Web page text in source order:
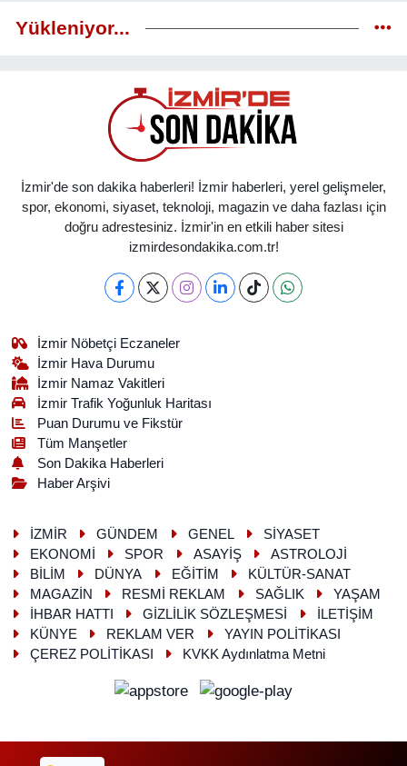
Yükleniyor...
İzmir'de son dakika haberleri! İzmir haberleri, yerel gelişmeler,
spor, ekonomi, siyaset, teknoloji, magazin ve daha fazlası için
doğru adrestesiniz. İzmir'in en etkili haber sitesi
izmirdesondakika.com.tr!
İzmir Nöbetçi Eczaneler
İzmir Hava Durumu
İzmir Namaz Vakitleri
İzmir Trafik Yoğunluk Haritası
Puan Durumu ve Fikstür
Tüm Manşetler
Son Dakika Haberleri
Haber Arşivi
İZMİR GÜNDEM GENEL
SİYASET
EKONOMİ
SPOR ASAYİŞ
ASTROLOJİ
BİLİM
DÜNYA EĞİTİM
KÜLTÜR-SANAT
MAGAZİN
RESMİ REKLAM SAĞLIK
YAŞAM
İHBAR HATTI
GİZLİLİK SÖZLEŞMESİ
İLETİŞİM
KÜNYE
REKLAM VER
YAYIN POLİTİKASI
ÇEREZ POLİTİKASI
KVKK Aydınlatma Metni